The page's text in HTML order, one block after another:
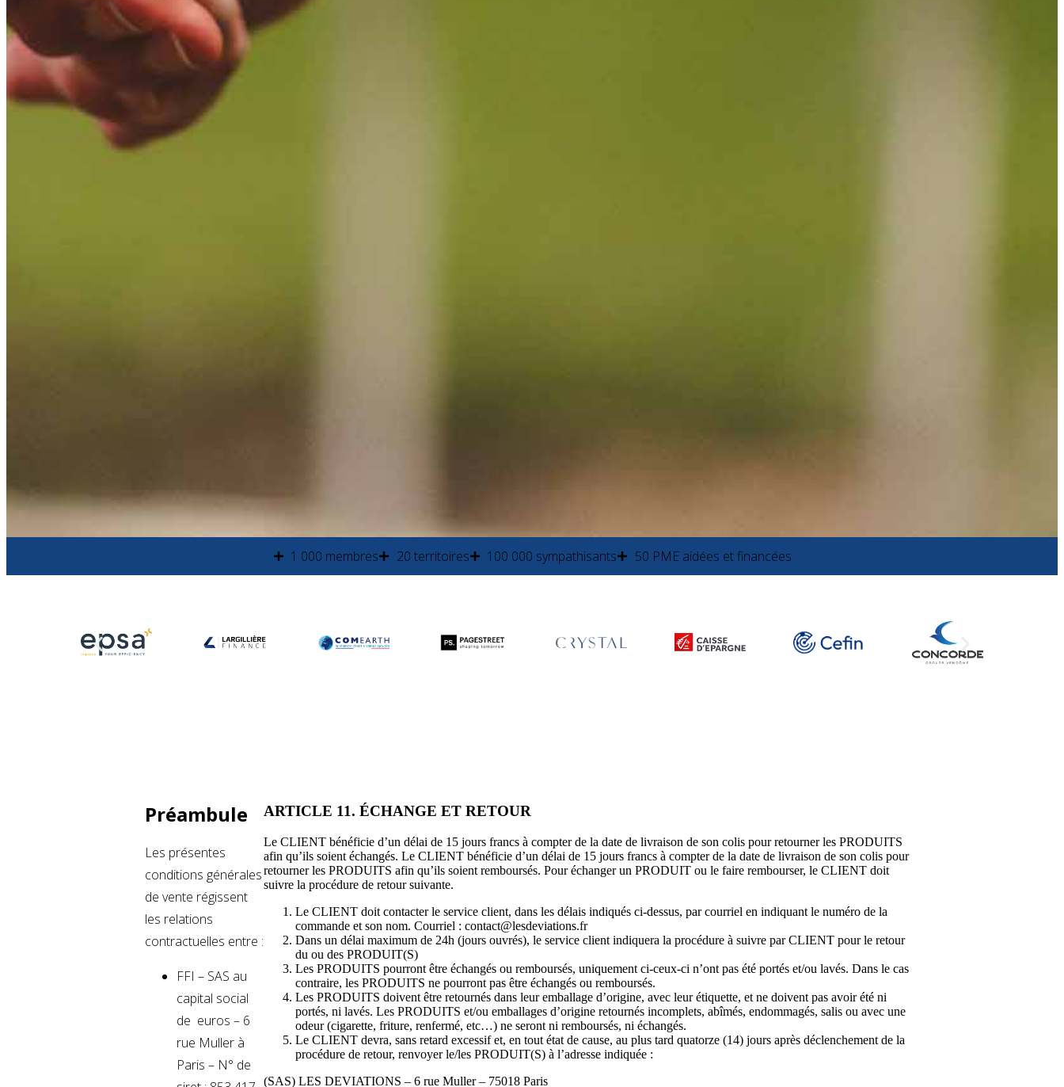
1 000 membres 20 territoires 100 000 sympathisants 50 PME aidées et financées
Préambule
Les présentes
conditions générales
de vente régissent
les relations
contractuelles entre :
FFI – SAS au
capital social
de euros – 6
rue Muller à
Paris – N° de
ARTICLE 11. ÉCHANGE ET RETOUR
Le CLIENT bénéficie d’un délai de 15 jours francs à compter de la date de livraison de son colis pour retourner les PRODUITS
afin qu’ils soient échangés. Le CLIENT bénéficie d’un délai de 15 jours francs à compter de la date de livraison de son colis pour
retourner les PRODUITS afin qu’ils soient remboursés. Pour échanger un PRODUIT ou le faire rembourser, le CLIENT doit
suivre la procédure de retour suivante.
Le CLIENT doit contacter le service client, dans les délais indiqués ci-dessus, par courriel en indiquant le numéro de la
commande et son nom. Courriel : contact@lesdeviations.fr
Dans un délai maximum de 24h (jours ouvrés), le service client indiquera la procédure à suivre par CLIENT pour le retour
du ou des PRODUIT(S)
Les PRODUITS pourront être échangés ou remboursés, uniquement ci-ceux-ci n’ont pas été portés et/ou lavés. Dans le cas
contraire, les PRODUITS ne pourront pas être échangés ou remboursés.
Les PRODUITS doivent être retournés dans leur emballage d’origine, avec leur étiquette, et ne doivent pas avoir été ni
portés, ni lavés. Les PRODUITS et/ou emballages d’origine retournés incomplets, abîmés, endommagés, salis ou avec une
odeur (cigarette, friture, renfermé, etc…) ne seront ni remboursés, ni échangés.
Le CLIENT devra, sans retard excessif et, en tout état de cause, au plus tard quatorze (14) jours après déclenchement de la
procédure de retour, renvoyer le/les PRODUIT(S) à l’adresse indiquée :
(SAS) LES DEVIATIONS – 6 rue Muller – 75018 Paris